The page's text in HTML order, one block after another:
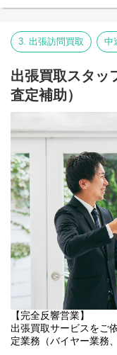
（男性女性・20代～40
いただきます。
定例MTGや意見交換を
提案や発信を期待して
事業メンバーは店舗経
社した方など様々とな
広い視点を持ち個性豊
の強みとなっています
【採用担当コメント】
新規事業のため多くの
エラーで自分自身も会
一人一人のスキルと特
業全体で強固な体制を
に向け動いていきます
お客様・スタッフ関わ
となりますので、仲間
きましょう。
【仕事の魅力・やりがい
・出張買取事業は2023
上場で安定した中での
査定業務を行います。
当社出張買取サービス
り、各商品ジャンルに
めていく担当もござい
▼研修について
入社後は事業所にて査
査定業務を支援する社
お客様非対面での業務
ながらしっかり学んで
▼キャリアパスについ
まずは本部査定員とし
向をふまえて
マネジメント職やスペ
っていただきます。
＜マネジメント職一例
本部査定員スタッフ→
＜スペシャリスト職一例
本部査定員スタッフ→
【職務内容】
・アパレル（ファッシ
3. 出張訪問買取 中
出張買取スタッ
査定補助）
【完全反響営業】
出張買取サービスをご
定業務（バイヤー業務